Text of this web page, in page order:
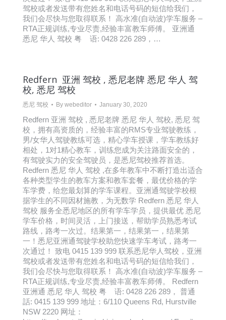
驾校或者发送带有您姓名和电话号码的短信给我们，
我们会尽快与您取得联系！ 高水准(自动波)学车服务 –
RTA正规训练,专业尽责,经验丰富教车师傅。 亚洲通
悉尼 华人 驾校 粤 语: 0428 226 289，…
Redfern 亚洲 驾校 , 悉尼老牌 悉尼 华人 驾
校, 悉尼 驾校
悉尼 驾校 By webeditor January 30, 2020
Redfern 亚洲 驾校 , 悉尼老牌 悉尼 华人 驾校, 悉尼 驾
校，拥有高资质的，经验丰富的RMS专业驾驶教练，
男/女华人驾驶教练可选，精心学车授课，学车教练好
相处，1对1精心教车，训练您成为关注路面安全的，
有驾驶实力的安全驾驶员，是悉尼驾校推荐首选。
Redfern 悉尼 华人 驾校 ,在多年教车中不断打造出适合
各种类型学生的教车方案和教车套餐，最优价格的学
车学费，给您最划算的学车课程。亚洲通驾驶学校根
据学生的不同因材施教，为无数学 Redfern 悉尼 华人
驾校 服务全悉尼地区的所有学车学员，提供最优 悉尼
学车价格，时间灵活，上门接送，帮助学员熟悉考试
路线，路考一次过。结果第一，结果第一，结果第
一！悉尼亚洲通驾驶学校助您快速学车考试，路考一
次通过！ 致电 0415 139 999 联系悉尼华人驾校，亚洲
驾校或者发送带有您姓名和电话号码的短信给我们，
我们会尽快与您取得联系！ 高水准(自动波)学车服务 –
RTA正规训练,专业尽责,经验丰富教车师傅。 Redfern
亚洲通 悉尼 华人 驾校 粤 语: 0428 226 289， 普通
話: 0415 139 999 地址：6/110 Queens Rd, Hurstville
NSW 2220 网址：